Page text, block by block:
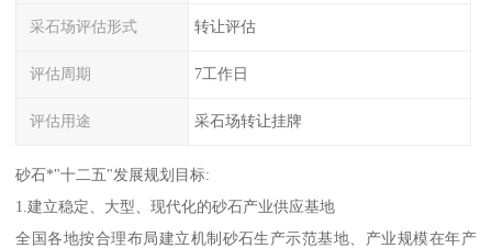
采石场评估形式 转让评估
评估周期 7工作日
评估用途 采石场转让挂牌
砂石*"十二五"发展规划目标:
1.建立稳定、大型、现代化的砂石产业供应基地
全国各地按合理布局建立机制砂石生产示范基地、产业规模在年产